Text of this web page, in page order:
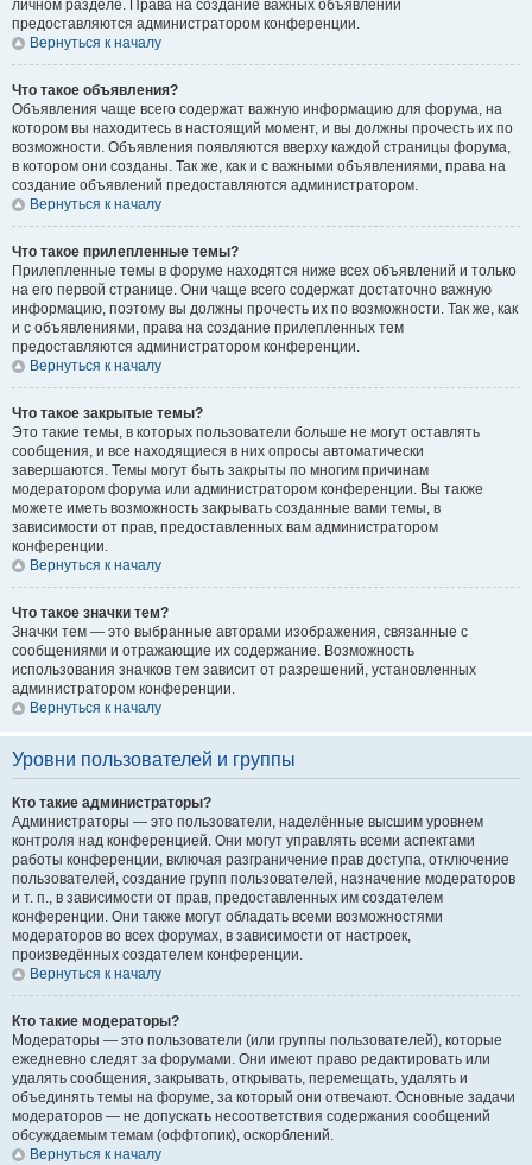
личном разделе. Права на создание важных объявлений
предоставляются администратором конференции.
Вернуться к началу
Что такое объявления?
Объявления чаще всего содержат важную информацию для форума, на
котором вы находитесь в настоящий момент, и вы должны прочесть их по
возможности. Объявления появляются вверху каждой страницы форума,
в котором они созданы. Так же, как и с важными объявлениями, права на
создание объявлений предоставляются администратором.
Вернуться к началу
Что такое прилепленные темы?
Прилепленные темы в форуме находятся ниже всех объявлений и только
на его первой странице. Они чаще всего содержат достаточно важную
информацию, поэтому вы должны прочесть их по возможности. Так же, как
и с объявлениями, права на создание прилепленных тем
предоставляются администратором конференции.
Вернуться к началу
Что такое закрытые темы?
Это такие темы, в которых пользователи больше не могут оставлять
сообщения, и все находящиеся в них опросы автоматически
завершаются. Темы могут быть закрыты по многим причинам
модератором форума или администратором конференции. Вы также
можете иметь возможность закрывать созданные вами темы, в
зависимости от прав, предоставленных вам администратором
конференции.
Вернуться к началу
Что такое значки тем?
Значки тем — это выбранные авторами изображения, связанные с
сообщениями и отражающие их содержание. Возможность
использования значков тем зависит от разрешений, установленных
администратором конференции.
Вернуться к началу
Уровни пользователей и группы
Кто такие администраторы?
Администраторы — это пользователи, наделённые высшим уровнем
контроля над конференцией. Они могут управлять всеми аспектами
работы конференции, включая разграничение прав доступа, отключение
пользователей, создание групп пользователей, назначение модераторов
и т. п., в зависимости от прав, предоставленных им создателем
конференции. Они также могут обладать всеми возможностями
модераторов во всех форумах, в зависимости от настроек,
произведённых создателем конференции.
Вернуться к началу
Кто такие модераторы?
Модераторы — это пользователи (или группы пользователей), которые
ежедневно следят за форумами. Они имеют право редактировать или
удалять сообщения, закрывать, открывать, перемещать, удалять и
объединять темы на форуме, за который они отвечают. Основные задачи
модераторов — не допускать несоответствия содержания сообщений
обсуждаемым темам (оффтопик), оскорблений.
Вернуться к началу